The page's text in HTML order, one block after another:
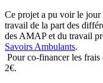
Ce projet a pu voir le jour
travail de la part des
des AMAP et du travail
Savoirs Ambulants.
Pour co-financer les frais
2€.